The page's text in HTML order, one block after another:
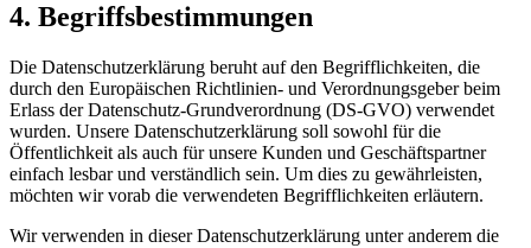
4. Begriffsbestimmungen
Die Datenschutzerklärung beruht auf den Begrifflichkeiten, die
durch den Europäischen Richtlinien- und Verordnungsgeber beim
Erlass der Datenschutz-Grundverordnung (DS-GVO) verwendet
wurden. Unsere Datenschutzerklärung soll sowohl für die
Öffentlichkeit als auch für unsere Kunden und Geschäftspartner
einfach lesbar und verständlich sein. Um dies zu gewährleisten,
möchten wir vorab die verwendeten Begrifflichkeiten erläutern.
Wir verwenden in dieser Datenschutzerklärung unter anderem die